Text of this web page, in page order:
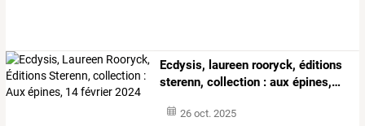
Ecdysis, laureen rooryck, éditions
sterenn, collection : aux épines,…
26 oct. 2025